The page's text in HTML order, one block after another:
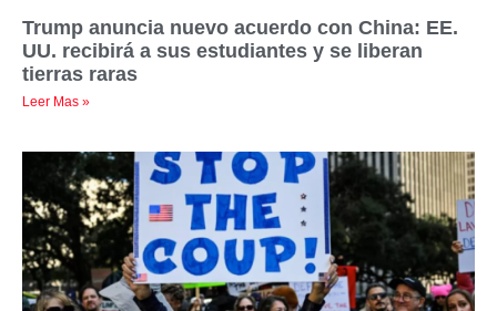
Trump anuncia nuevo acuerdo con China: EE.
UU. recibirá a sus estudiantes y se liberan
tierras raras
Leer Mas »